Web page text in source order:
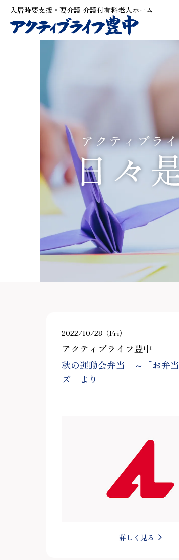
入居時要支援・要介護 介護付有料老人ホーム
2022/10/28（Fri）
アクティブライフ豊中
秋の運動会弁当 ～「お弁
ズ」より
詳しく見る